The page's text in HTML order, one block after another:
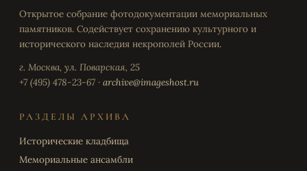
Открытое собрание фотодокументации мемориальных
памятников. Содействует сохранению культурного и
исторического наследия некрополей России.
г. Москва, ул. Поварская, 25
+7 (495) 478-23-67 · archive@imageshost.ru
РАЗДЕЛЫ АРХИВА
Исторические кладбища
Мемориальные ансамбли